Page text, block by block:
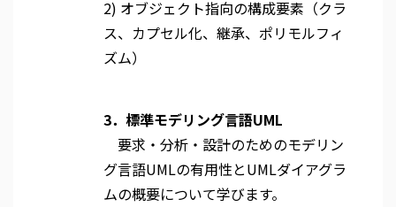
2) オブジェクト指向の構成要素（クラ
ス、カプセル化、継承、ポリモルフィ
ズム）
3．標準モデリング言語UML
要求・分析・設計のためのモデリン
グ言語UMLの有用性とUMLダイアグラ
ムの概要について学びます。